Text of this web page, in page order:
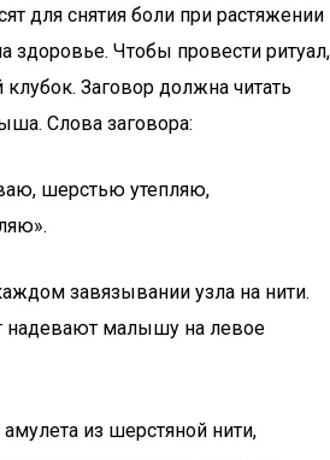
для снятия боли при растяжении
здоровье. Чтобы провести ритуал,
клубок. Заговор должна читать
Слова заговора:
шерстью утепляю,
завязывании узла на нити.
надевают малышу на левое
из шерстяной нити,